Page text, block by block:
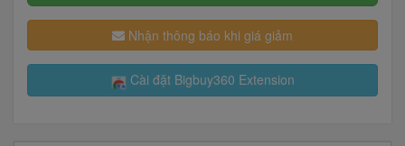
Nhận thông báo khi giá giảm
Cài đặt Bigbuy360 Extension